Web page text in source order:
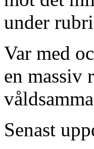
under
Var med
en massiv
Senast